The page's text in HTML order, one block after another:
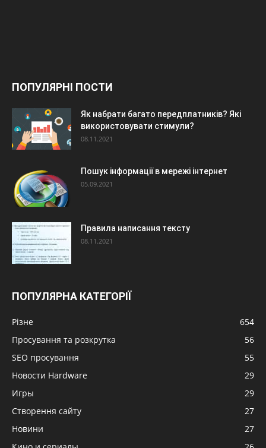
ПОПУЛЯРНІ ПОСТИ
Як набрати багато передплатників? Які
використовувати стимули?
08.11.2021
Пошук інформації в мережі інтернет
05.09.2021
Правила написання тексту
08.11.2021
ПОПУЛЯРНА КАТЕГОРІЇ
Різне
654
Просування та розкрутка
56
SEO просування
55
Новости Hardware
29
Игры
29
Створення сайту
27
Новини
27